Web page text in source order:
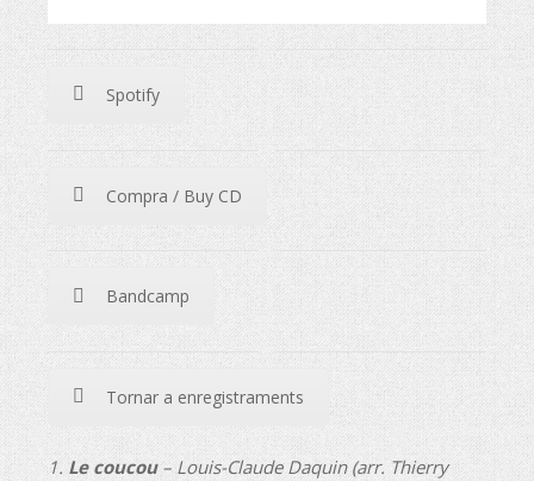
Spotify
Compra / Buy CD
Bandcamp
Tornar a enregistraments
1. Le coucou– Louis-Claude Daquin (arr. Thierry